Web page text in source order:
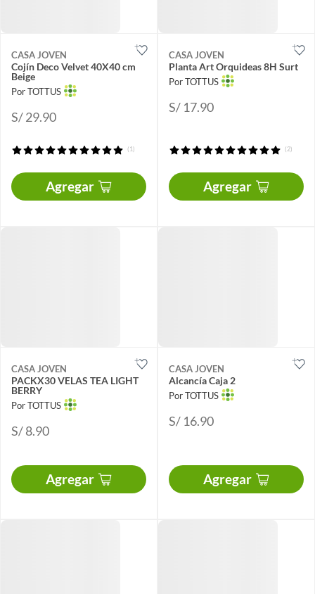
CASA JOVEN
Cojín Deco Velvet 40X40 cm
Beige
Por TOTTUS
S/ 29.90
(1)
Agregar
CASA JOVEN
Planta Art Orquideas 8H Surt
Por TOTTUS
S/ 17.90
(2)
Agregar
CASA JOVEN
PACKX30 VELAS TEA LIGHT
BERRY
Por TOTTUS
S/ 8.90
Agregar
CASA JOVEN
Alcancía Caja 2
Por TOTTUS
S/ 16.90
Agregar